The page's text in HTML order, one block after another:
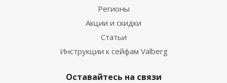
Регионы
Акции и скидки
Статьи
Инструкции к сейфам Valberg
Оставайтесь на связи